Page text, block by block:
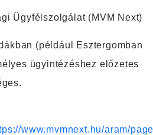
Ügyfélszolgálat (MVM Next)
(például Esztergomban
ügyintézéshez előzetes
www.mvmnext.hu/aram/